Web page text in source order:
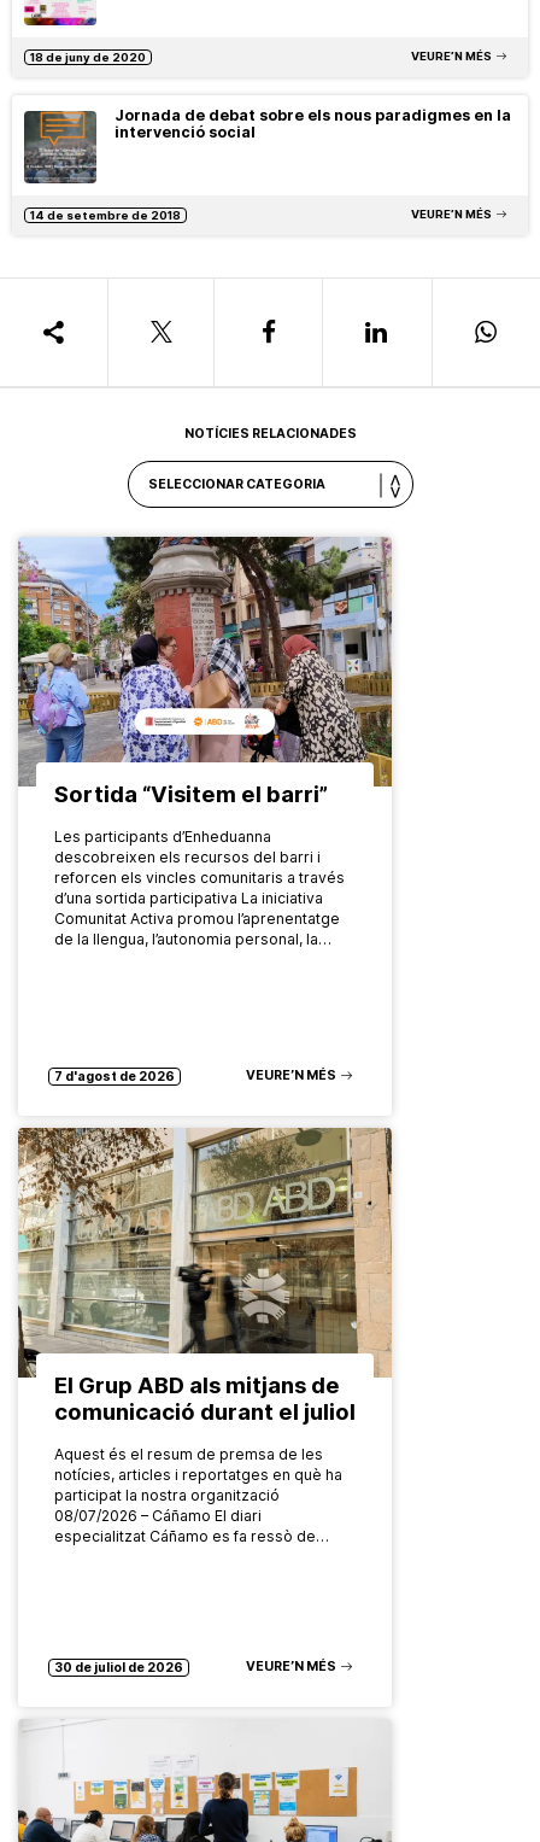
18 de juny de 2020 VEURE’N MÉS
Jornada de debat sobre els nous paradigmes en la
intervenció social
14 de setembre de 2018 VEURE’N MÉS
NOTÍCIES RELACIONADES
Sortida “Visitem el barri”
Les participants d’Enheduanna
descobreixen els recursos del barri i
reforcen els vincles comunitaris a través
d’una sortida participativa La iniciativa
Comunitat Activa promou l’aprenentatge
de la llengua, l’autonomia personal, la…
7 d'agost de 2026 VEURE’N MÉS
El Grup ABD als mitjans de
comunicació durant el juliol
Aquest és el resum de premsa de les
notícies, articles i reportatges en què ha
participat la nostra organització
08/07/2026 – Cáñamo El diari
especialitzat Cáñamo es fa ressò de…
30 de juliol de 2026 VEURE’N MÉS